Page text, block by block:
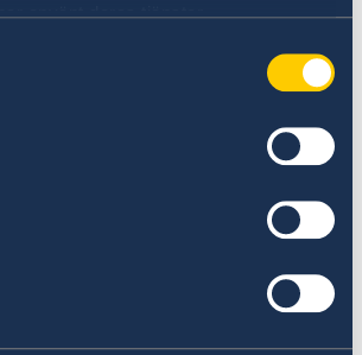
använt deras tjänster.
Life Certificate Section）」とお申
館証が発給されますので、16階大
案内の指示に従いインターホンに
さい。
あれば最後尾にてお待ち下さ